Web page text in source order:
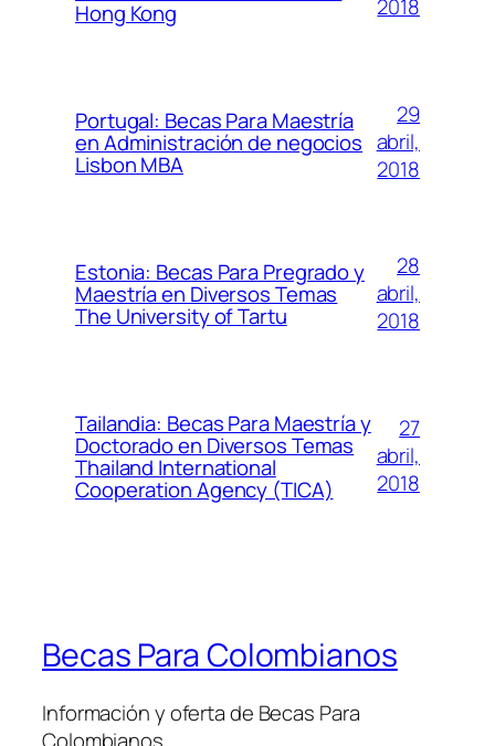
Hong Kong
2018
Portugal: Becas Para Maestría
en Administración de negocios
Lisbon MBA
29
abril,
2018
Estonia: Becas Para Pregrado y
Maestría en Diversos Temas
The University of Tartu
28
abril,
2018
Tailandia: Becas Para Maestría y
Doctorado en Diversos Temas
Thailand International
Cooperation Agency (TICA)
27
abril,
2018
Becas Para Colombianos
Información y oferta de Becas Para